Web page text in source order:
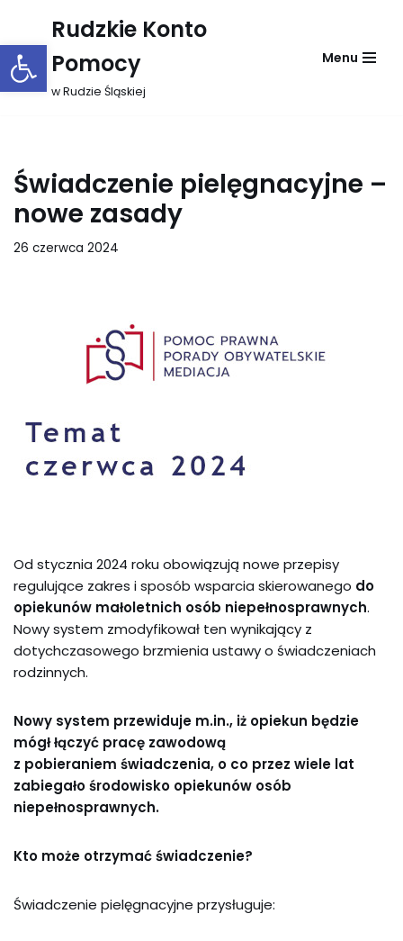
Otwórz pasek narzędzi
Przejdź
do
treści
Rudzkie Konto
Pomocy
w Rudzie Śląskiej
Menu
Świadczenie pielęgnacyjne –
nowe zasady
26 czerwca 2024
Od stycznia 2024 roku obowiązują nowe przepisy
regulujące zakres i sposób wsparcia skierowanego do
opiekunów małoletnich osób niepełnosprawnych.
Nowy system zmodyfikował ten wynikający z
dotychczasowego brzmienia ustawy o świadczeniach
rodzinnych.
Nowy system przewiduje m.in., iż opiekun będzie
mógł łączyć pracę zawodową
z pobieraniem świadczenia, o co przez wiele lat
zabiegało środowisko opiekunów osób
niepełnosprawnych.
Kto może otrzymać świadczenie?
Świadczenie pielęgnacyjne przysługuje: